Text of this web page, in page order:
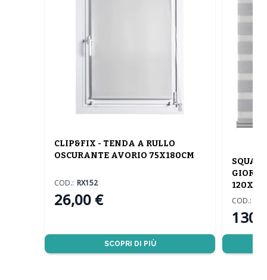
CLIP&FIX - TENDA A RULLO
OSCURANTE AVORIO 75X180CM
26,00 €
COD.: RX152
SCOPRI DI PIÙ
COD.: